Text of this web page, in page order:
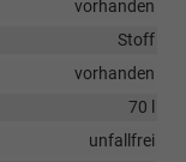
vorhanden
Stoff
vorhanden
70 l
unfallfrei